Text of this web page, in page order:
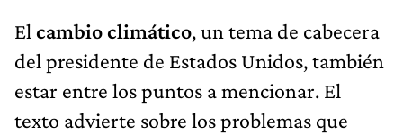
El cambio climático, un tema de cabecera
del presidente de Estados Unidos, también
estar entre los puntos a mencionar. El
texto advierte sobre los problemas que